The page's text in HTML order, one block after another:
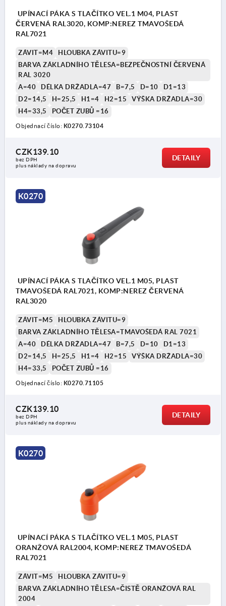
UPÍNACÍ PÁKA S TLAČÍTKO VEL.1 M04, PLAST
ČERVENÁ RAL3020, KOMP:NEREZ TMAVOŠEDÁ
RAL7021
ZÁVIT=M4
HLOUBKA ZÁVITU=9
BARVA ZÁKLADNÍHO TĚLESA=BEZPEČNOSTNÍ ČERVENÁ
RAL 3020
A=40
DÉLKA DRŽADLA=47 B=7,5 D=10
D1=13
D2=14,5
H=25,5 H1=4 H2=15
VÝŠKA DRŽADLA=30
H4=33,5
POČET ZUBŮ =16
Objednací číslo: K0270.73104
CZK139.10
bez DPH
plus náklady na dopravu
DETAILY
K0270
UPÍNACÍ PÁKA S TLAČÍTKO VEL.1 M05, PLAST
TMAVOŠEDÁ RAL7021, KOMP:NEREZ ČERVENÁ
RAL3020
ZÁVIT=M5
HLOUBKA ZÁVITU=9
BARVA ZÁKLADNÍHO TĚLESA=TMAVOŠEDÁ RAL 7021
A=40
DÉLKA DRŽADLA=47 B=7,5 D=10
D1=13
D2=14,5
H=25,5 H1=4 H2=15
VÝŠKA DRŽADLA=30
H4=33,5
POČET ZUBŮ =16
Objednací číslo: K0270.71105
CZK139.10
bez DPH
plus náklady na dopravu
DETAILY
K0270
UPÍNACÍ PÁKA S TLAČÍTKO VEL.1 M05, PLAST
ORANŽOVÁ RAL2004, KOMP:NEREZ TMAVOŠEDÁ
RAL7021
ZÁVIT=M5
HLOUBKA ZÁVITU=9
BARVA ZÁKLADNÍHO TĚLESA=ČISTĚ ORANŽOVÁ RAL
2004